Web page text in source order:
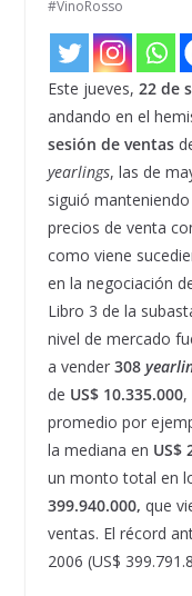
#VinoRosso
Este jueves, 22 de
andando en el
sesión de ventas
yearlings, las de
siguió
precios de venta
como viene
en la negociación
Libro 3 de la
nivel de mercado
a vender 308
de US$ 10.335.000,
promedio por
la mediana en US$
un monto total en
399.940.000, que
ventas. El récord
2006 (US$